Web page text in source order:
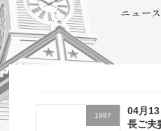
ニュー
1987
04月
長ご夫